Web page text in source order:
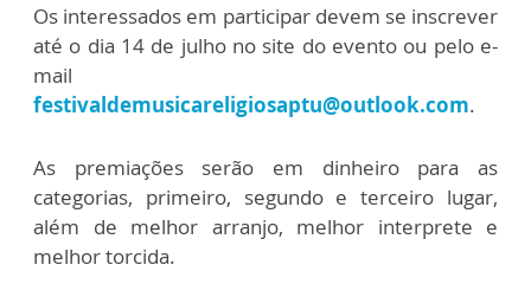
Os interessados em participar devem se inscrever
até o dia 14 de julho no site do evento ou pelo e-
mail
festivaldemusicareligiosaptu@outlook.com.
As premiações serão em dinheiro para as
categorias, primeiro, segundo e terceiro lugar,
além de melhor arranjo, melhor interprete e
melhor torcida.